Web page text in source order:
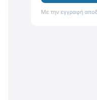
Με την εγγραφή